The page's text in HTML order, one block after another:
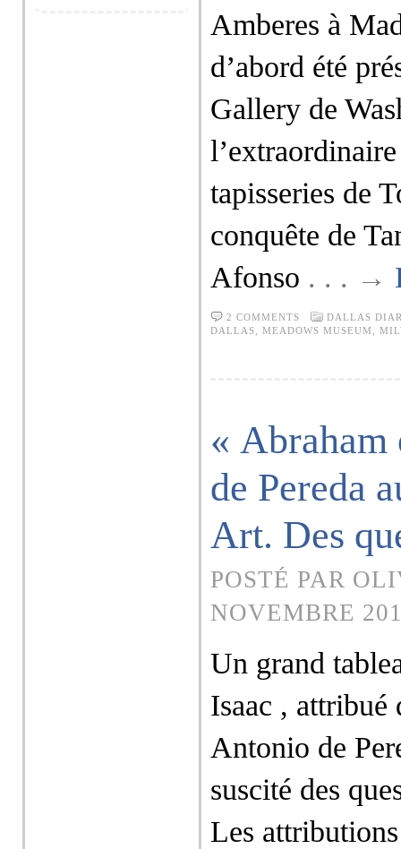
Amberes à
d’abord été
Gallery de
tapisseries de
conquête de
Afonso . . . →
2 COMMENTS
DALLAS
DALLAS
MEADOWS MUSEUM
« Abraham
de Pereda
Art. Des
POSTÉ PAR
NOVEMBRE
Un grand
Isaac , attribué
Antonio de
suscité des
Les